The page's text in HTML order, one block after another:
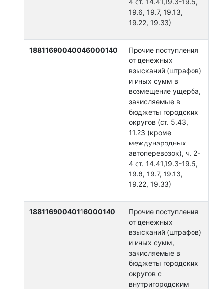
4 ст. 14.41,19.3-19.5,
19.6, 19.7, 19.13,
19.22, 19.33)
18811690040046000140
Прочие поступления
от денежных
взысканий (штрафов)
и иных сумм в
возмещение ущерба,
зачисляемые в
бюджеты городских
округов (ст. 5.43,
11.23 (кроме
международных
автоперевозок), ч. 2-
4 ст. 14.41,19.3-19.5,
19.6, 19.7, 19.13,
19.22, 19.33)
18811690040116000140
Прочие поступления
от денежных
взысканий (штрафов)
и иных сумм,
зачисляемые в
бюджеты городских
округов с
внутригородским